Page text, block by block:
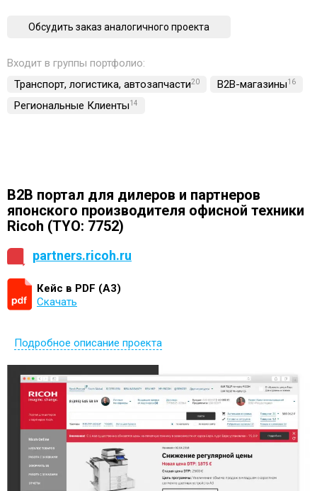
Обсудить заказ аналогичного проекта
Входит в группы портфолио:
Транспорт, логистика, автозапчасти20 B2B-магазины16
Региональные Клиенты14
B2B портал для дилеров и партнеров
японского производителя офисной техники
Ricoh (TYO: 7752)
partners.ricoh.ru
Кейс в PDF (А3)
Скачать
Подробное описание проекта